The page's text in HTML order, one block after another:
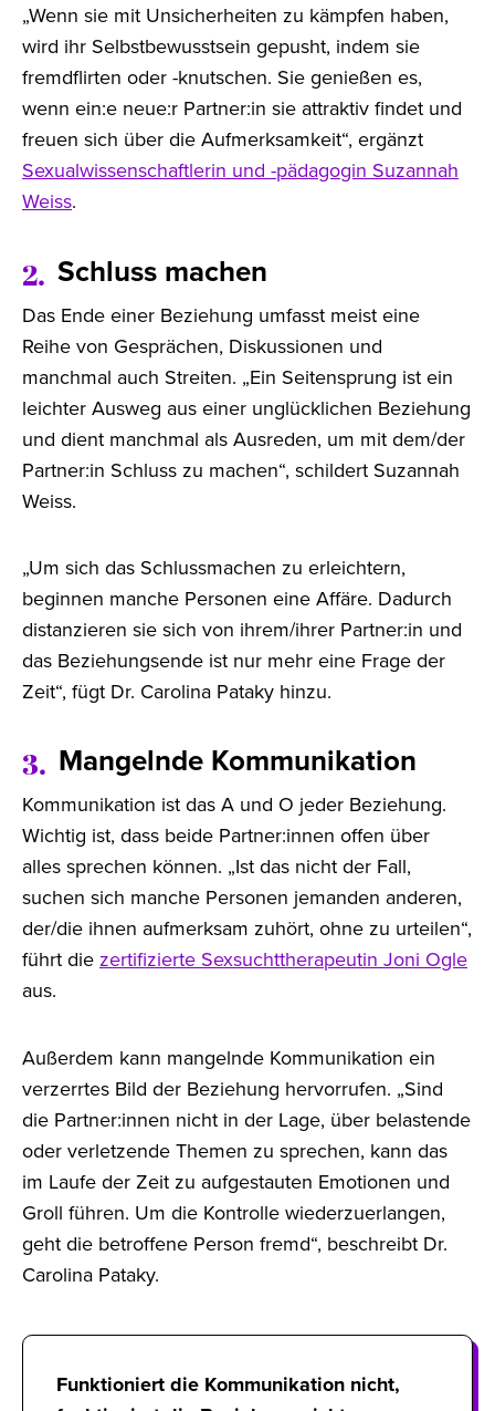
„Wenn sie mit Unsicherheiten zu kämpfen haben,
wird ihr Selbstbewusstsein gepusht, indem sie
fremdflirten oder -knutschen. Sie genießen es,
wenn ein:e neue:r Partner:in sie attraktiv findet und
freuen sich über die Aufmerksamkeit“, ergänzt
Sexualwissenschaftlerin und -pädagogin Suzannah
Weiss.
2. Schluss machen
Das Ende einer Beziehung umfasst meist eine
Reihe von Gesprächen, Diskussionen und
manchmal auch Streiten. „Ein Seitensprung ist ein
leichter Ausweg aus einer unglücklichen Beziehung
und dient manchmal als Ausreden, um mit dem/der
Partner:in Schluss zu machen“, schildert Suzannah
Weiss.
„Um sich das Schlussmachen zu erleichtern,
beginnen manche Personen eine Affäre. Dadurch
distanzieren sie sich von ihrem/ihrer Partner:in und
das Beziehungsende ist nur mehr eine Frage der
Zeit“, fügt Dr. Carolina Pataky hinzu.
3. Mangelnde Kommunikation
Kommunikation ist das A und O jeder Beziehung.
Wichtig ist, dass beide Partner:innen offen über
alles sprechen können. „Ist das nicht der Fall,
suchen sich manche Personen jemanden anderen,
der/die ihnen aufmerksam zuhört, ohne zu urteilen“,
führt die zertifizierte Sexsuchttherapeutin Joni Ogle
aus.
Außerdem kann mangelnde Kommunikation ein
verzerrtes Bild der Beziehung hervorrufen. „Sind
die Partner:innen nicht in der Lage, über belastende
oder verletzende Themen zu sprechen, kann das
im Laufe der Zeit zu aufgestauten Emotionen und
Groll führen. Um die Kontrolle wiederzuerlangen,
geht die betroffene Person fremd“, beschreibt Dr.
Carolina Pataky.
Funktioniert die Kommunikation nicht,